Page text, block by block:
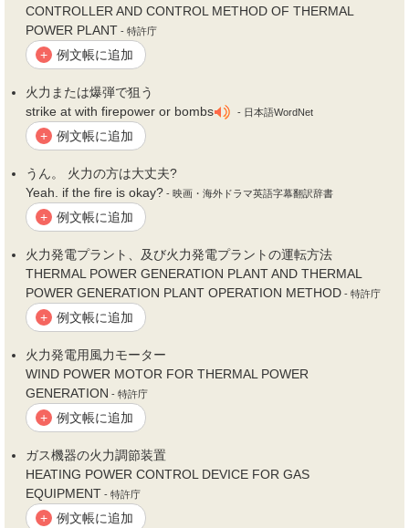
CONTROLLER AND CONTROL METHOD OF THERMAL
POWER PLANT - 特許庁
+ 例文帳に追加
火力 または爆弾で狙う
strike at with firepower or bombs
- 日本語WordNet
+ 例文帳に追加
うん。 火力の方は大丈夫?
Yeah. if the fire is okay? - 映画・海外ドラマ英語字幕翻訳辞書
+ 例文帳に追加
火力発電プラント、及び火力発電プラントの運転方法
THERMAL POWER GENERATION PLANT AND THERMAL
POWER GENERATION PLANT OPERATION METHOD - 特許庁
+ 例文帳に追加
火力発電用風力モーター
WIND POWER MOTOR FOR THERMAL POWER
GENERATION - 特許庁
+ 例文帳に追加
ガス機器の火力調節装置
HEATING POWER CONTROL DEVICE FOR GAS
EQUIPMENT - 特許庁
+ 例文帳に追加